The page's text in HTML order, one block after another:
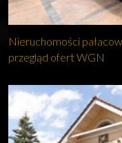
Nieruchomości
przegląd ofert WGN